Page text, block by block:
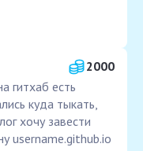
2000
гитхаб есть
куда тыкать,
хочу завести
username.github.io